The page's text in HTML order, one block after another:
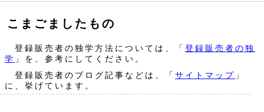
こまごましたもの
登録販売者の独学方法については、「 登録販売者の独
学 」を、参考にしてください。
登録販売者のブログ記事などは、「 サイトマップ 」
に、挙げています。